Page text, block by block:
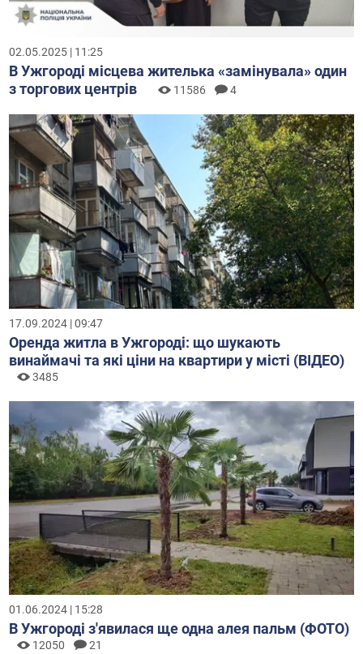
02.05.2025 | 11:25
В Ужгороді місцева жителька «замінувала» один
з торгових центрів
11586 4
17.09.2024 | 09:47
Оренда житла в Ужгороді: що шукають
винаймачі та які ціни на квартири у місті (ВІДЕО)
3485
01.06.2024 | 15:28
В Ужгороді з'явилася ще одна алея пальм (ФОТО)
12050 21